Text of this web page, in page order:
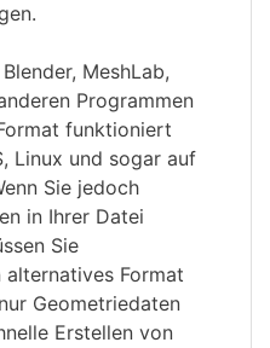
MeshLab,
Programmen
funktioniert
Linux und sogar auf
Sie jedoch
in Ihrer Datei
Sie
Format
Geometriedaten
Erstellen von